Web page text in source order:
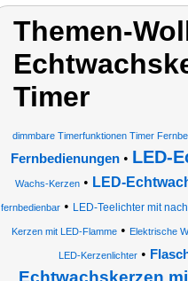
Themen-
Timer
dimmbare Timerfunktionen Timer
Fernbedienungen • LED-
Wachs-Kerzen • LED-
fernbedienbar• LED-Teelichter mit
Kerzen mit LED-Flamme • Elektrische
LED-Kerzenlichter •
Echtwachskerzen